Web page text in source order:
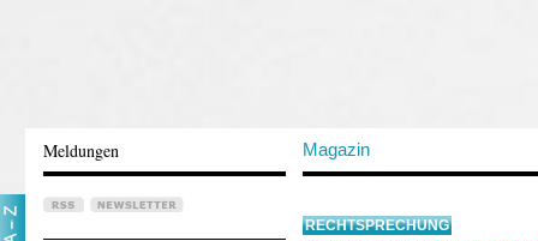
Meldungen Magazin
RECHTSPRECHUNG